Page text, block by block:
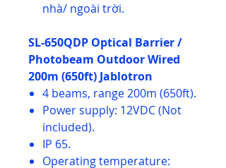
nhà/ ngoài trời.
SL-650QDP Optical Barrier /
Photobeam Outdoor Wired
200m (650ft) Jablotron
4 beams, range 200m (650ft).
Power supply: 12VDC (Not
included).
IP 65.
Operating temperature: